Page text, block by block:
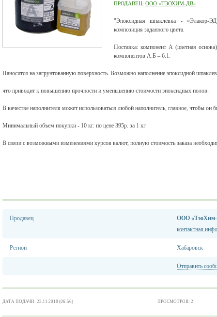
ПРОДАВЕЦ: ООО «ТЭОХИМ-ДВ»
"Эпоксидная шпаклевка - «Элакор-
композиция заданного цвета.
Поставка: компонент А (цветная
компонентов А:Б – 6:1.
Наносится на загрунтованную поверхность. Возможно наполнение эпоксидной
что приводит к повышению прочности и уменьшению стоимости эпоксидных полов.
В качестве наполнителя может использоваться любой наполнитель, главное, чтобы он
Минимальный объем покупки - 10 кг. по цене 395р. за 1 кг
В связи с возможными изменениями курсов валют, полную стоимость заказа
Продавец
ООО
контактная
Регион Хабаровск
Отправить
ДАТА ПОДАЧИ: 23.11.2018 (06:56) ПРОСМОТРОВ: 2